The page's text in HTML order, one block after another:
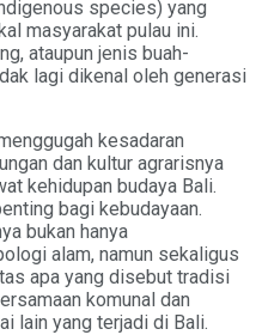
species) yang
masyarakat pulau ini.
ataupun jenis buah-
lagi dikenal oleh generasi
kesadaran
dan kultur agrarisnya
kehidupan budaya Bali.
bagi kebudayaan.
bukan hanya
alam, namun sekaligus
apa yang disebut tradisi
komunal dan
lain yang terjadi di Bali.